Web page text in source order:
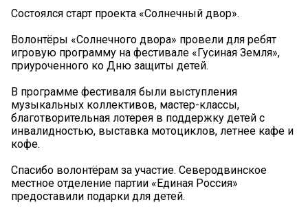
Состоялся старт проекта «Солнечный двор».
Волонтёры «Солнечного двора» провели для ребят
игровую программу на фестивале «Гусиная Земля»,
приуроченного ко Дню защиты детей.
В программе фестиваля были выступления
музыкальных коллективов, мастер-классы,
благотворительная лотерея в поддержку детей с
инвалидностью, выставка мотоциклов, летнее кафе и
кофе.
Спасибо волонтёрам за участие. Северодвинское
местное отделение партии «Единая Россия»
предоставили подарки для детей.